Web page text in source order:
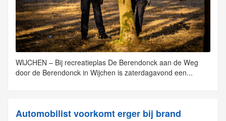
WIJCHEN – Bij recreatieplas De Berendonck aan de Weg
door de Berendonck in Wijchen is zaterdagavond een...
Automobilist voorkomt erger bij brand